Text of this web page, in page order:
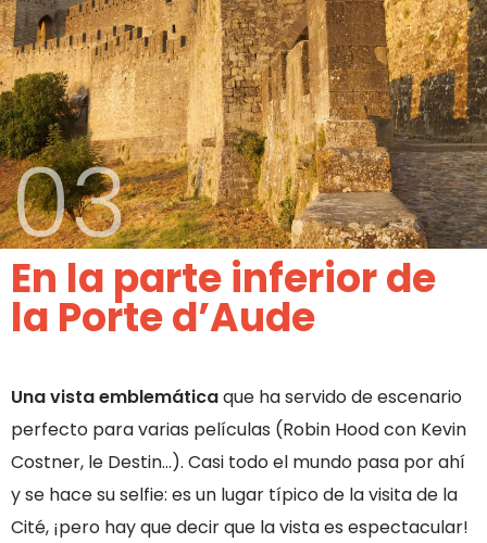
03
En la parte inferior de
la Porte d’Aude
Una vista emblemáticaque ha servido de escenario
perfecto para varias películas (Robin Hood con Kevin
Costner, le Destin…). Casi todo el mundo pasa por ahí
y se hace su selfie: es un lugar típico de la visita de la
Cité, ¡pero hay que decir que la vista es espectacular!